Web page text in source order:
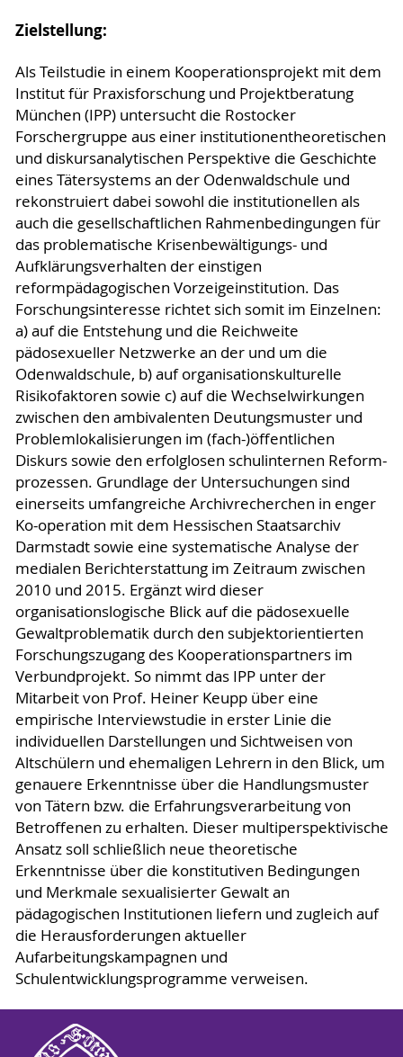
Zielstellung:
Als Teilstudie in einem Kooperationsprojekt mit dem
Institut für Praxisforschung und Projektberatung
München (IPP) untersucht die Rostocker
Forschergruppe aus einer institutionentheoretischen
und diskursanalytischen Perspektive die Geschichte
eines Tätersystems an der Odenwaldschule und
rekonstruiert dabei sowohl die institutionellen als
auch die gesellschaftlichen Rahmenbedingungen für
das problematische Krisenbewältigungs- und
Aufklärungsverhalten der einstigen
reformpädagogischen Vorzeigeinstitution. Das
Forschungsinteresse richtet sich somit im Einzelnen:
a) auf die Entstehung und die Reichweite
pädosexueller Netzwerke an der und um die
Odenwaldschule, b) auf organisationskulturelle
Risikofaktoren sowie c) auf die Wechselwirkungen
zwischen den ambivalenten Deutungsmuster und
Problemlokalisierungen im (fach-)öffentlichen
Diskurs sowie den erfolglosen schulinternen Reform-
prozessen. Grundlage der Untersuchungen sind
einerseits umfangreiche Archivrecherchen in enger
Ko-operation mit dem Hessischen Staatsarchiv
Darmstadt sowie eine systematische Analyse der
medialen Berichterstattung im Zeitraum zwischen
2010 und 2015. Ergänzt wird dieser
organisationslogische Blick auf die pädosexuelle
Gewaltproblematik durch den subjektorientierten
Forschungszugang des Kooperationspartners im
Verbundprojekt. So nimmt das IPP unter der
Mitarbeit von Prof. Heiner Keupp über eine
empirische Interviewstudie in erster Linie die
individuellen Darstellungen und Sichtweisen von
Altschülern und ehemaligen Lehrern in den Blick, um
genauere Erkenntnisse über die Handlungsmuster
von Tätern bzw. die Erfahrungsverarbeitung von
Betroffenen zu erhalten. Dieser multiperspektivische
Ansatz soll schließlich neue theoretische
Erkenntnisse über die konstitutiven Bedingungen
und Merkmale sexualisierter Gewalt an
pädagogischen Institutionen liefern und zugleich auf
die Herausforderungen aktueller
Aufarbeitungskampagnen und
Schulentwicklungsprogramme verweisen.